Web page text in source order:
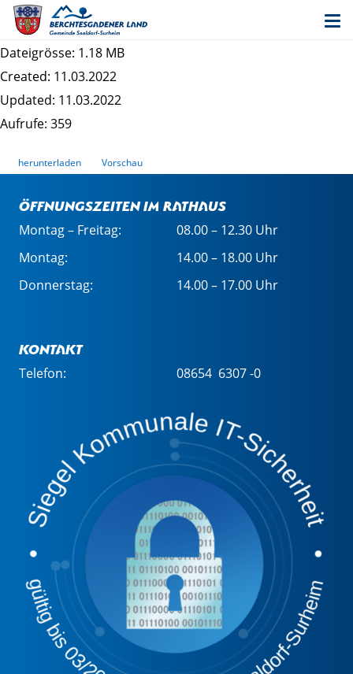
Entwurf 1. Änderung des Bebauungsplans
"Saaldorf III" - Satzung
Dateigrösse: 1.18 MB
Created: 11.03.2022
Updated: 11.03.2022
Aufrufe: 359
herunterladen Vorschau
Öffnungszeiten im Rathaus
Montag – Freitag:
08.00 – 12.30 Uhr
Montag:
14.00 – 18.00 Uhr
Donnerstag:
14.00 – 17.00 Uhr
Kontakt
Telefon: 08654 6307 -0